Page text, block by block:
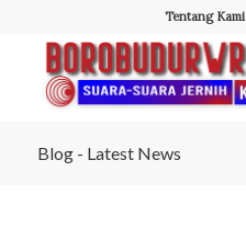
Tentang Kami
Blog - Latest News